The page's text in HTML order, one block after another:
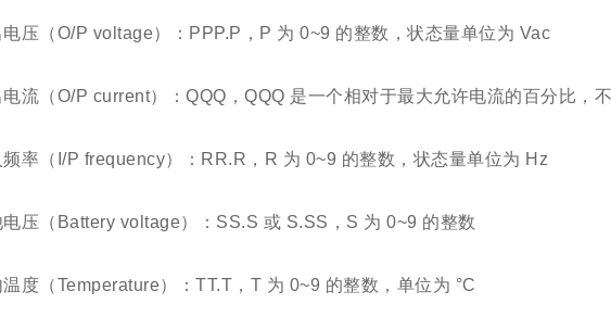
压（O/P voltage）：PPP.P，P 为 0~9 的整数，状态量单位为 Vac
流（O/P current）：QQQ，QQQ 是一个相对于最大允许电流的百分比，
频率（I/P frequency）：RR.R，R 为 0~9 的整数，状态量单位为 Hz
电压（Battery voltage）：SS.S 或 S.SS，S 为 0~9 的整数
度（Temperature）：TT.T，T 为 0~9 的整数，单位为 °C